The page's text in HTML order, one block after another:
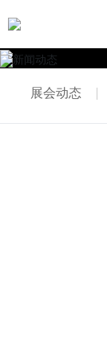
关于我们
展会动态